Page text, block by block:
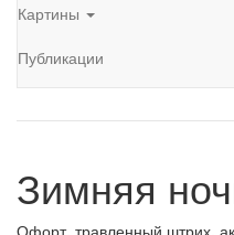
Картины
Публикации
Зимняя
Офорт, травленный штрих,